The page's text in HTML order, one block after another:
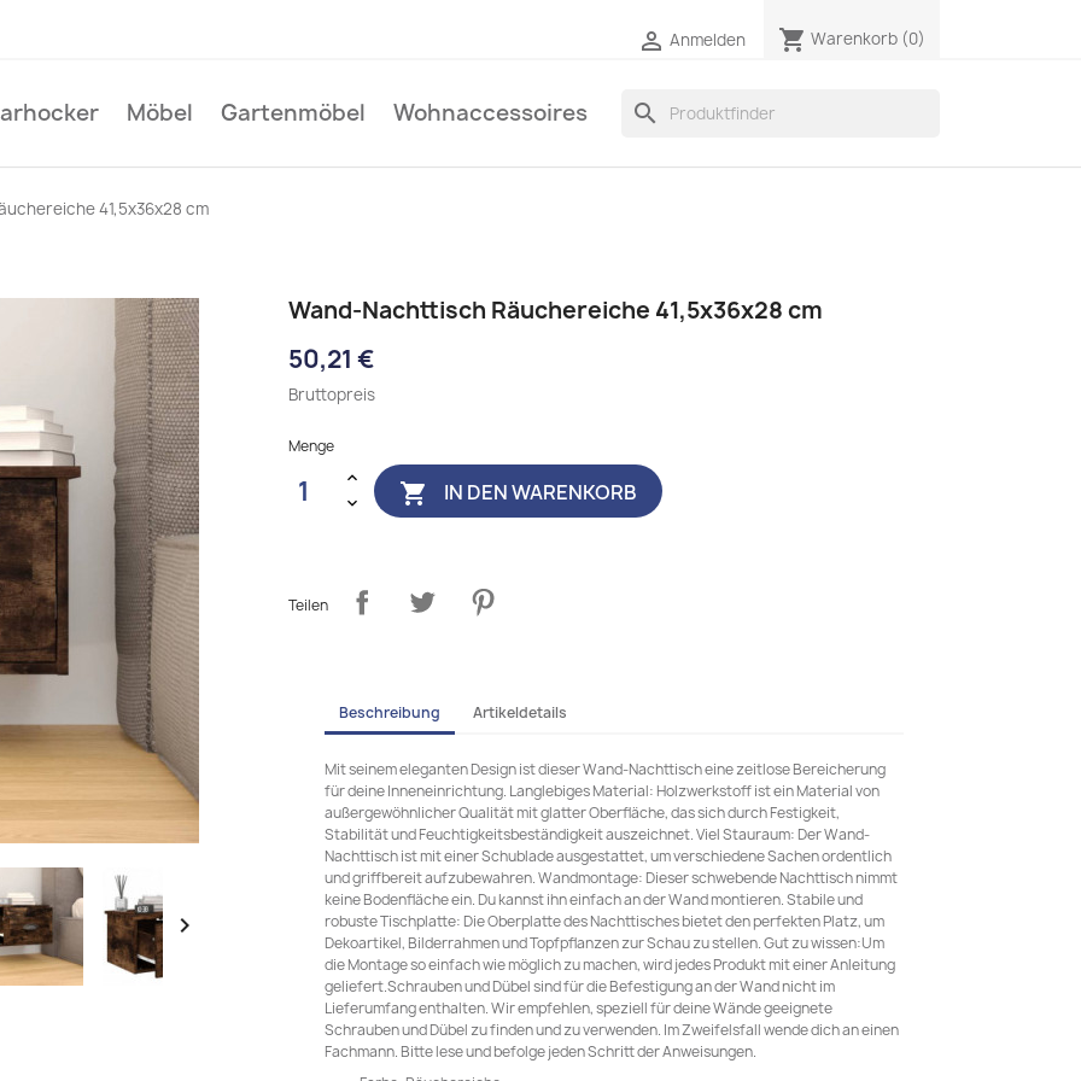
 Anmelden shopping_cart Warenkorb (0)
Möbel Gartenmöbel Wohnaccessoires search
41,5x36x28 cm

Wand-Nachttisch Räuchereiche 41,5x36x28 cm
50,21 €
Bruttopreis
Menge
 IN DEN WARENKORB
Teilen
Beschreibung Artikeldetails
Mit seinem eleganten Design ist dieser Wand-Nachttisch eine zeitlose Bereicherung
für deine Inneneinrichtung. Langlebiges Material: Holzwerkstoff ist ein Material von
außergewöhnlicher Qualität mit glatter Oberfläche, das sich durch Festigkeit,
Stabilität und Feuchtigkeitsbeständigkeit auszeichnet. Viel Stauraum: Der Wand-
Nachttisch ist mit einer Schublade ausgestattet, um verschiedene Sachen ordentlich
und griffbereit aufzubewahren. Wandmontage: Dieser schwebende Nachttisch nimmt
keine Bodenfläche ein. Du kannst ihn einfach an der Wand montieren. Stabile und
robuste Tischplatte: Die Oberplatte des Nachttisches bietet den perfekten Platz, um
Dekoartikel, Bilderrahmen und Topfpflanzen zur Schau zu stellen. Gut zu wissen:Um
die Montage so einfach wie möglich zu machen, wird jedes Produkt mit einer Anleitung
geliefert.Schrauben und Dübel sind für die Befestigung an der Wand nicht im
Lieferumfang enthalten. Wir empfehlen, speziell für deine Wände geeignete
Schrauben und Dübel zu finden und zu verwenden. Im Zweifelsfall wende dich an einen
Fachmann. Bitte lese und befolge jeden Schritt der Anweisungen.